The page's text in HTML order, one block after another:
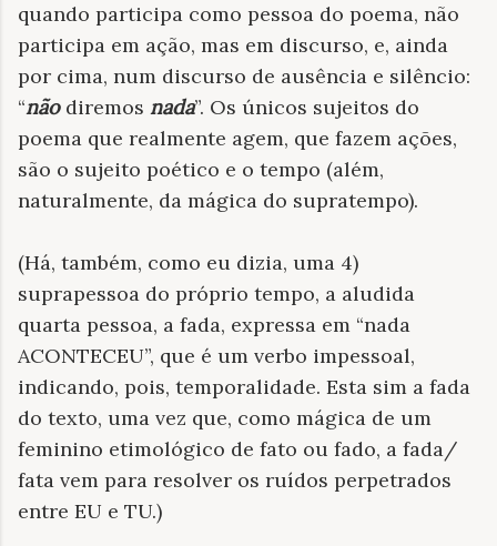
quando participa como pessoa do poema, não
participa em ação, mas em discurso, e, ainda
por cima, num discurso de ausência e silêncio:
“nãodiremos nada”. Os únicos sujeitos do
poema que realmente agem, que fazem ações,
são o sujeito poético e o tempo (além,
naturalmente, da mágica do supratempo).
(Há, também, como eu dizia, uma 4)
suprapessoa do próprio tempo, a aludida
quarta pessoa, a fada, expressa em “nada
ACONTECEU”, que é um verbo impessoal,
indicando, pois, temporalidade. Esta sim a fada
do texto, uma vez que, como mágica de um
feminino etimológico de fato ou fado, a fada/
fata vem para resolver os ruídos perpetrados
entre EU e TU.)